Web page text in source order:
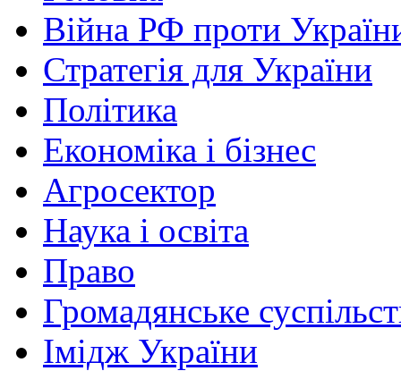
Війна РФ проти
Стратегія для України
Політика
Економіка і бізнес
Агросектор
Наука і освіта
Право
Громадянське
Імідж України